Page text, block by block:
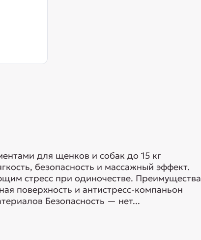
для щенков и собак до 15 кг
безопасность и массажный эффект.
стресс при одиночестве. Преимущества
поверхность и антистресс-компаньон
Безопасность — нет...